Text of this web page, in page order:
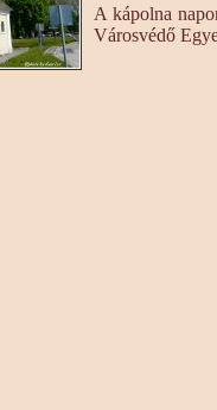
A kápolna
Városvédő